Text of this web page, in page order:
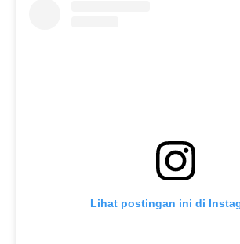
Lihat postingan ini di